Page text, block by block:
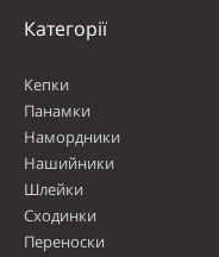
Категорії
Кепки
Панамки
Намордники
Нашийники
Шлейки
Сходинки
Переноски